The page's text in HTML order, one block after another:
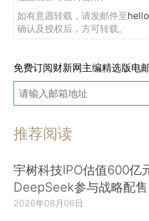
如有意愿转载，请发邮件至
确认及授权后，方可转载。
免费订阅财新网主编精选版电
推荐阅读
宇树科技IPO估值600亿
DeepSeek参与战略配售
2026年08月06日